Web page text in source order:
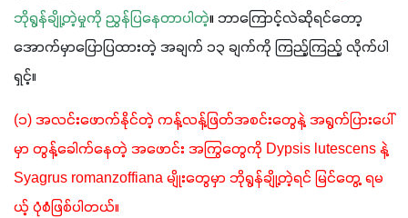
ဘိုရွန်ချို့တဲ့မှုကို ညွှန်ပြနေတာပါတဲ့။ ဘာကြောင့်လဲဆိုရင်တော့
အောက်မှာပြောပြထားတဲ့ အချက် ၁၃ ချက်ကို ကြည့်ကြည့် လိုက်ပါ
ရှင့်။
(၁) အလင်းဖောက်နိုင်တဲ့ ကန့်လန့်ဖြတ်အစင်းတွေနဲ့ အရွက်ပြားပေါ်
မှာ တွန့်ခေါက်နေတဲ့ အဖောင်း အကြွတွေကို Dypsis lutescens နဲ့
Syagrus romanzoffiana မျိုးတွေမှာ ဘိုရွန်ချို့တဲ့ရင် မြင်တွေ့ ရမ
ယ့် ပုံစံဖြစ်ပါတယ်။